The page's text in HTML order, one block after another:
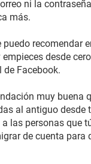
ni la
más.
puedo recomendar
empieces desde
de Facebook.
muy buena
al antiguo
las personas que
de cuenta para